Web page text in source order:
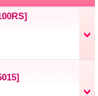
]
]